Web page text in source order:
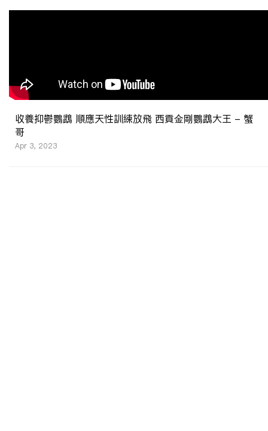
收養抑鬱鸚鵡 順應天性訓練放飛 西貢金剛鸚鵡大王 - 蟹
哥
Apr 3, 2023